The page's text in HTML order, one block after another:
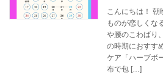
こんにちは！ 朝
ものが恋しくな
や腰のこわばり
の時期におすす
ケア「ハーブボ
布で包 […]